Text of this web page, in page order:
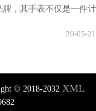
，其手表不仅是一件计
26-05-21
© 2018-2032 XML